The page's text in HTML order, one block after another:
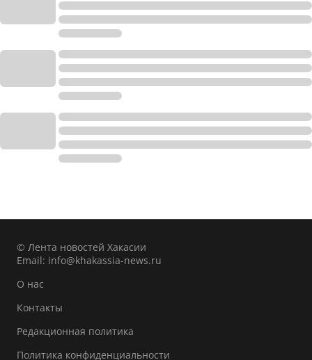
© Лента новостей Хакасии
Email: info@khakassia-news.ru
О нас
Контакты
Редакционная политика
Политика конфиденциальности